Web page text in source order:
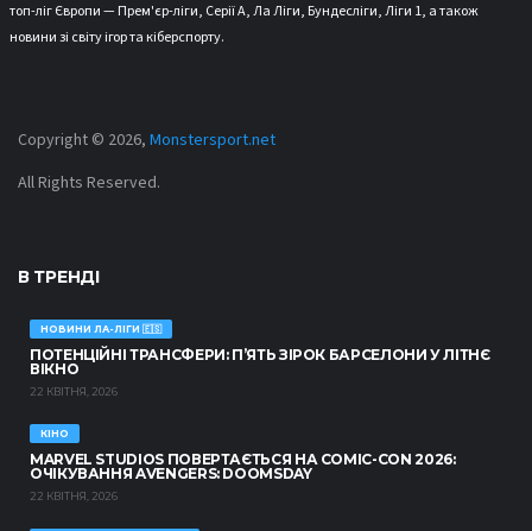
топ-ліг Європи — Прем'єр-ліги, Серії А, Ла Ліги, Бундесліги, Ліги 1, а також
новини зі світу ігор та кіберспорту.
Copyright © 2026, Monstersport.net
All Rights Reserved.
В ТРЕНДІ
НОВИНИ ЛА-ЛІГИ 🇪🇸
ПОТЕНЦІЙНІ ТРАНСФЕРИ: П’ЯТЬ ЗІРОК БАРСЕЛОНИ У ЛІТНЄ
ВІКНО
22 КВІТНЯ, 2026
КІНО
MARVEL STUDIOS ПОВЕРТАЄТЬСЯ НА COMIC-CON 2026:
ОЧІКУВАННЯ AVENGERS: DOOMSDAY
22 КВІТНЯ, 2026